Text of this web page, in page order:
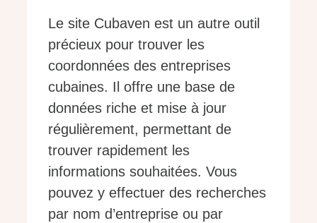
Le site Cubaven est un autre outil
précieux pour trouver les
coordonnées des entreprises
cubaines. Il offre une base de
données riche et mise à jour
régulièrement, permettant de
trouver rapidement les
informations souhaitées. Vous
pouvez y effectuer des recherches
par nom d’entreprise ou par